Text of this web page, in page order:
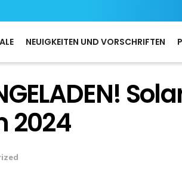
NEUIGKEITEN UND VORSCHRIFTEN
2024